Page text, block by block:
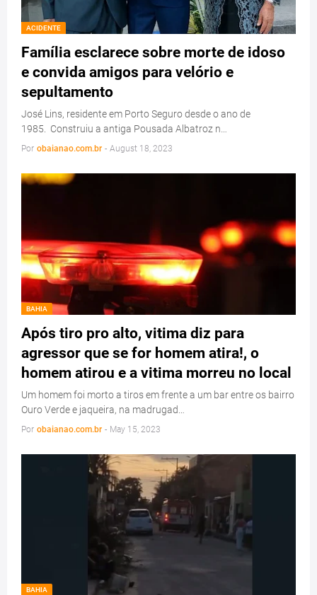
ACIDENTE
Família esclarece sobre morte de idoso
e convida amigos para velório e
sepultamento
José Lins, residente em Porto Seguro desde o ano de
1985. Construiu a antiga Pousada Albatroz n…
Por obaianao.com.br - August 18, 2023
BAHIA
Após tiro pro alto, vitima diz para
agressor que se for homem atira!, o
homem atirou e a vitima morreu no local
Um homem foi morto a tiros em frente a um bar entre os bairro
Ouro Verde e jaqueira, na madrugad…
Por obaianao.com.br - May 15, 2023
BAHIA